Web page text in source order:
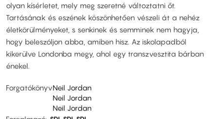
olyan kísérletet, mely meg szeretné változtatni őt.
Tartásának és eszének köszönhetően vészeli át a nehéz
életkörülményeket, s senkinek és semminek nem hagyja,
hogy beleszóljon abba, amiben hisz. Az iskolapadból
kikerülve Londonba megy, ahol egy transzvesztita bárban
énekel.
ForgatókönyvNeil Jordan
Neil Jordan
Neil Jordan